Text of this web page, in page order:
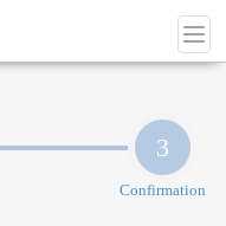
3
Confirmation